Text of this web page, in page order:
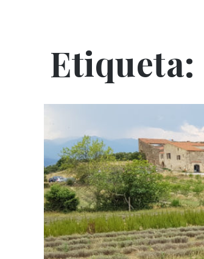
Etiqueta: